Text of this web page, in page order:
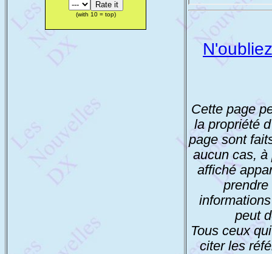
(with 10 = top)
Cette page
la propriété
page sont
aucun cas, à
affiché
peut
Tous ceux
citer les